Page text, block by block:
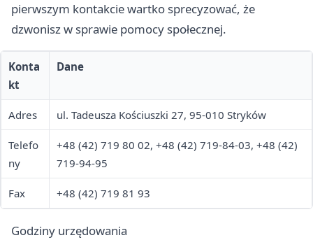
pierwszym kontakcie wartko sprecyzować, że
dzwonisz w sprawie pomocy społecznej.
Konta
kt
Dane
Adres ul. Tadeusza Kościuszki 27, 95-010 Stryków
Telefo
ny
+48 (42) 719 80 02, +48 (42) 719-84-03, +48 (42)
719-94-95
Fax +48 (42) 719 81 93
Godziny urzędowania